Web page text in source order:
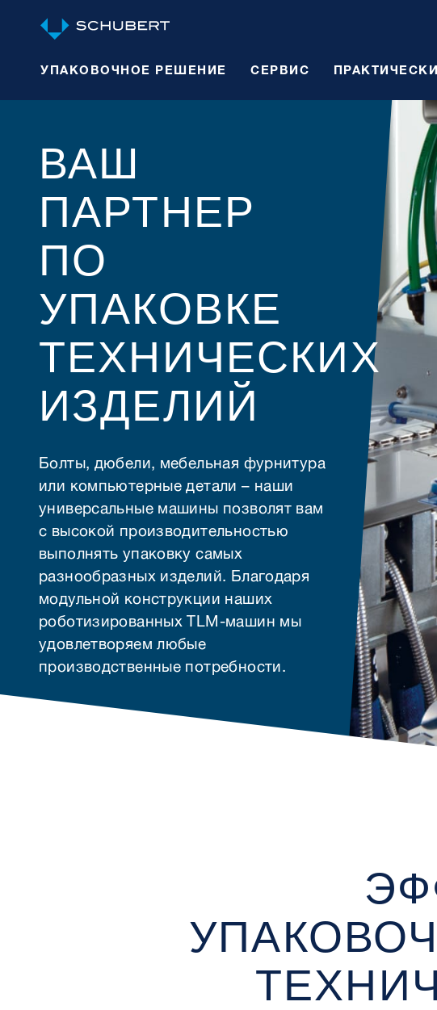
УПАКОВОЧНОЕ РЕШЕНИЕ СЕРВИС
ВАШ
ПАРТНЕР
ПО
УПАКОВКЕ
ТЕХНИЧЕСКИХ
ИЗДЕЛИЙ
Болты, дюбели, мебельная фурнитура
или компьютерные детали – наши
универсальные машины позволят вам
с высокой производительностью
выполнять упаковку самых
разнообразных изделий. Благодаря
модульной конструкции наших
роботизированных TLM-машин мы
удовлетворяем любые
производственные потребности.